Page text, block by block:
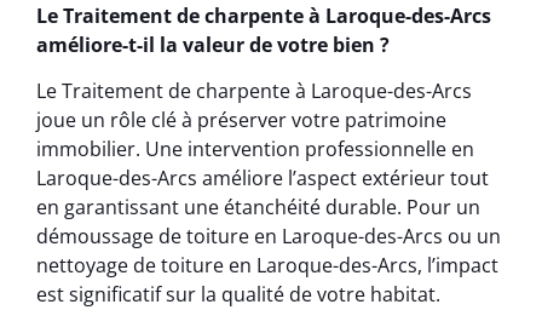
Le Traitement de charpente à Laroque-des-Arcs
améliore-t-il la valeur de votre bien ?
Le Traitement de charpente à Laroque-des-Arcs
joue un rôle clé à préserver votre patrimoine
immobilier. Une intervention professionnelle en
Laroque-des-Arcs améliore l’aspect extérieur tout
en garantissant une étanchéité durable. Pour un
démoussage de toiture en Laroque-des-Arcs ou un
nettoyage de toiture en Laroque-des-Arcs, l’impact
est significatif sur la qualité de votre habitat.